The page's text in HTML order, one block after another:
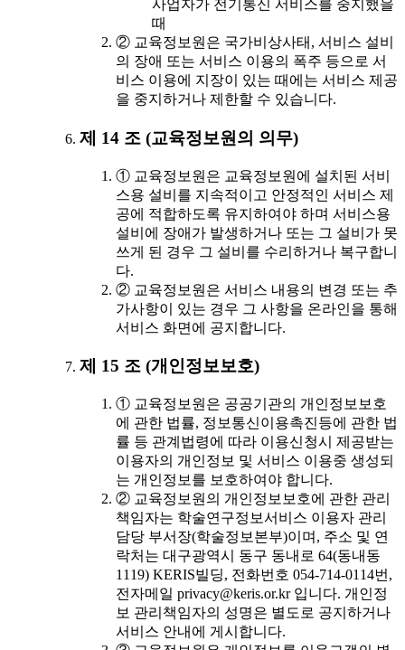
사업자가 전기통신 서비스를 중지했을
때
② 교육정보원은 국가비상사태, 서비스 설비
의 장애 또는 서비스 이용의 폭주 등으로 서
비스 이용에 지장이 있는 때에는 서비스 제공
을 중지하거나 제한할 수 있습니다.
제 14 조 (교육정보원의 의무)
① 교육정보원은 교육정보원에 설치된 서비
스용 설비를 지속적이고 안정적인 서비스 제
공에 적합하도록 유지하여야 하며 서비스용
설비에 장애가 발생하거나 또는 그 설비가 못
쓰게 된 경우 그 설비를 수리하거나 복구합니
다.
② 교육정보원은 서비스 내용의 변경 또는 추
가사항이 있는 경우 그 사항을 온라인을 통해
서비스 화면에 공지합니다.
제 15 조 (개인정보보호)
① 교육정보원은 공공기관의 개인정보보호
에 관한 법률, 정보통신이용촉진등에 관한 법
률 등 관계법령에 따라 이용신청시 제공받는
이용자의 개인정보 및 서비스 이용중 생성되
는 개인정보를 보호하여야 합니다.
② 교육정보원의 개인정보보호에 관한 관리
책임자는 학술연구정보서비스 이용자 관리
담당 부서장(학술정보본부)이며, 주소 및 연
락처는 대구광역시 동구 동내로 64(동내동
1119) KERIS빌딩, 전화번호 054-714-0114번,
전자메일 privacy@keris.or.kr 입니다. 개인정
보 관리책임자의 성명은 별도로 공지하거나
서비스 안내에 게시합니다.